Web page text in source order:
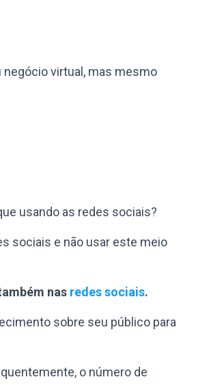
virtual, mas mesmo
usando as redes sociais?
sociais e não usar este meio
nas redes sociais.
sobre seu público para
o número de